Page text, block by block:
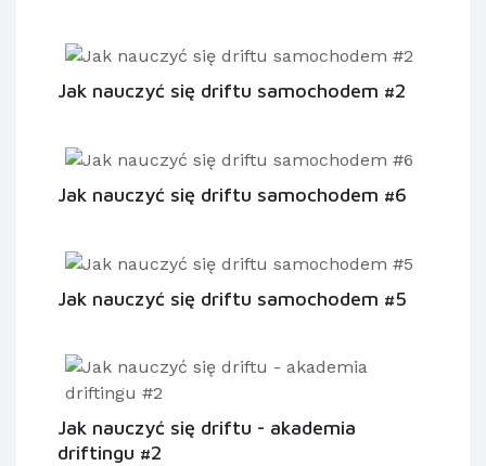
Jak nauczyć się driftu samochodem #2
Jak nauczyć się driftu samochodem #6
Jak nauczyć się driftu samochodem #5
Jak nauczyć się driftu - akademia
driftingu #2